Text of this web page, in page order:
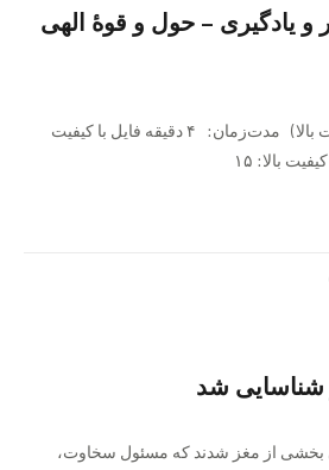
و یادگیری – حول و قوهٔ الهی
دانلود کنید دانلود کنید (کیفیت بالا) مدت‌زمان: ۴ دقيقه فايل با کیفیت
شد
بخشی از مغز شدند که مسئول سخاوت،